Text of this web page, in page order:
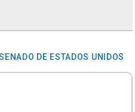
DE ESTADOS UNIDOS